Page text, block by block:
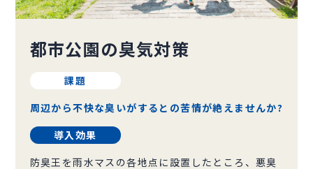
都市公園の臭気対策
課題
周辺から不快な臭いがするとの苦情が絶えませんか?
導入効果
防臭王を雨水マスの各地点に設置したところ、悪臭